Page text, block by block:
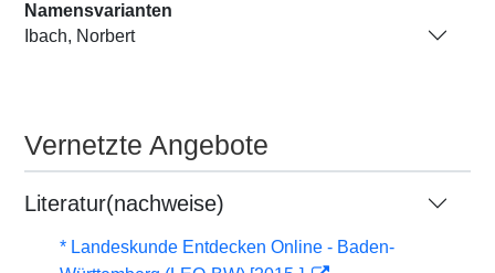
Namensvarianten
Ibach, Norbert
Vernetzte Angebote
Literatur(nachweise)
* Landeskunde Entdecken Online - Baden-